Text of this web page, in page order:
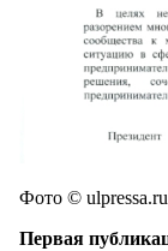
Фото © ulpressa.ru
Первая